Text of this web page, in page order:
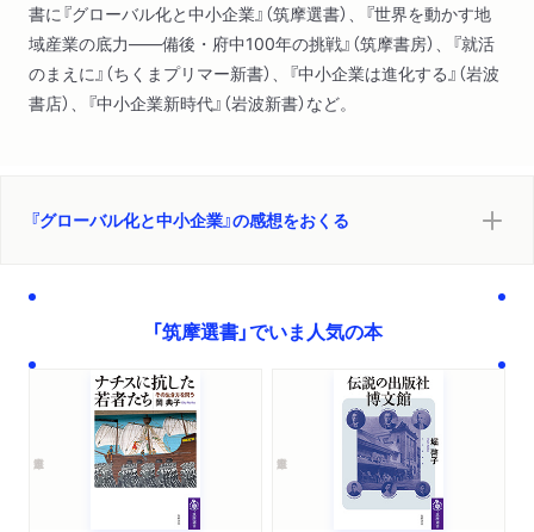
書に『グローバル化と中小企業』（筑摩選書）、『世界を動かす地
域産業の底力――備後・府中100年の挑戦』（筑摩書房）、『就活
のまえに』（ちくまプリマー新書）、『中小企業は進化する』（岩波
書店）、『中小企業新時代』（岩波新書）など。
『グローバル化と中小企業』の感想をおくる
「筑摩選書」でいま人気の本